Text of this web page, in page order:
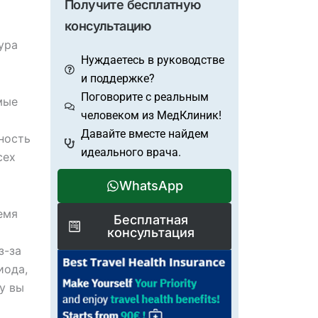
за
вы
Получите бесплатную
консультацию
Нуждаетесь в руководстве
и поддержке?
Поговорите с реальным
человеком из МедКлиник!
Давайте вместе найдем
идеального врача.
WhatsApp
Бесплатная
консультация